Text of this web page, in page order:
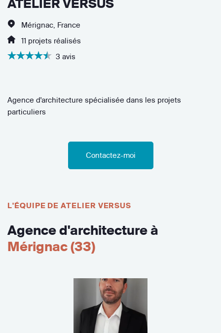
ATELIER VERSUS
Mérignac, France
11 projets réalisés
3 avis
Agence d'architecture spécialisée dans les projets
particuliers
Contactez-moi
L'ÉQUIPE DE ATELIER VERSUS
Agence d'architecture à
Mérignac (33)